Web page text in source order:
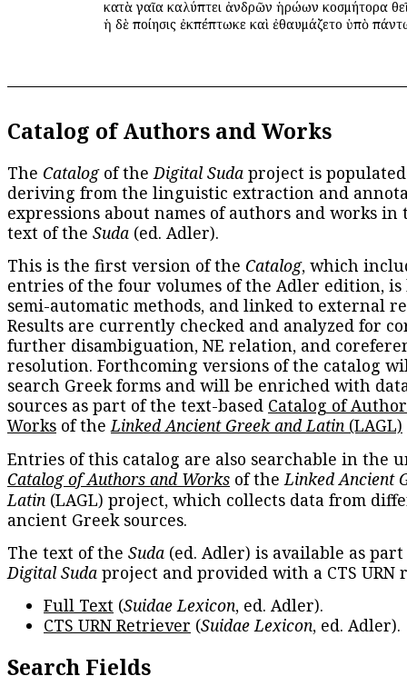
κατὰ γαῖα καλύπτει ἀνδρῶν ἡρώων κοσμήτορα
ἡ δὲ ποίησις ἐκπέπτωκε καὶ ἐθαυμάζετο ὑπὸ
Catalog of Authors and Works
The Catalogof theDigital Suda project is
deriving from the linguistic extraction and
expressions about names of authors and works in
text of the Suda (ed. Adler).
This is the first version of the Catalog, which
entries of the four volumes of the Adler edition, is
semi-automatic methods, and linked to external
Results are currently checked and analyzed for
further disambiguation, NE relation, and
resolution. Forthcoming versions of the catalog
search Greek forms and will be enriched with
sources as part of the text-based Catalog of
Works of theLinked Ancient Greek and Latin (LAGL)
Entries of this catalog are also searchable in the
Catalog of Authors and Works of theLinked Ancient
Latin (LAGL) project, which collects data from
ancient Greek sources.
The text of the Suda (ed. Adler) is available as
Digital Suda project and provided with a CTS URN
Full Text (Suidae Lexicon, ed. Adler).
CTS URN Retriever (Suidae Lexicon, ed. Adler).
Search Fields